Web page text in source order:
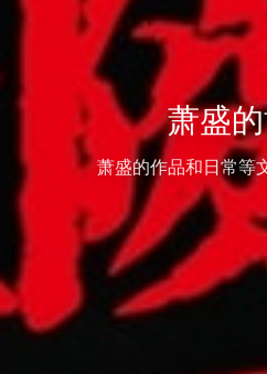
萧盛
萧盛的作品和日常等